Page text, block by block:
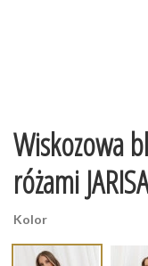
Wiskozowa
różami
Kolor